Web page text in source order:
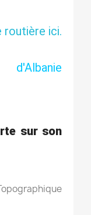
routière ici.
sur son